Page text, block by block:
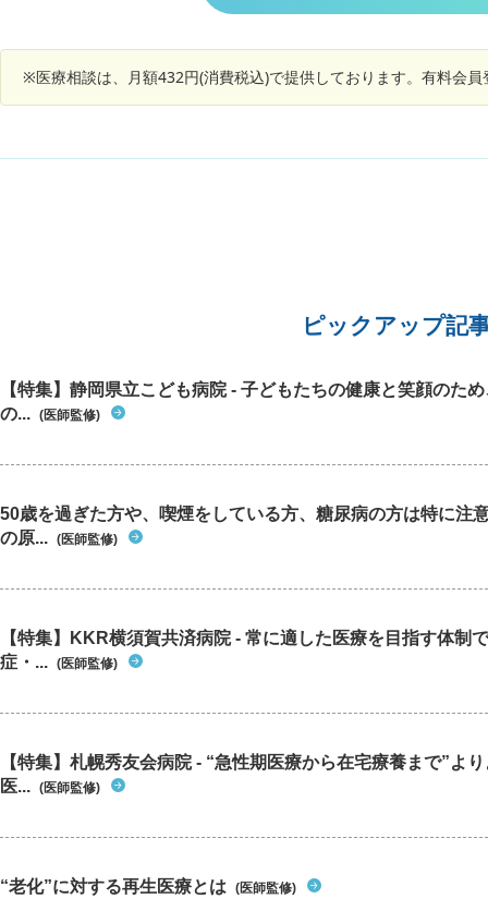
ません…
※医療相談は、月額432円(消費税込)で提供しております。有料会
ピックアップ記
【特集】静岡県立こども病院 - 子どもたちの健康と笑顔のた
の... (医師監修)
50歳を過ぎた方や、喫煙をしている方、糖尿病の方は特に注
の原... (医師監修)
【特集】KKR横須賀共済病院 - 常に適した医療を目指す体制
症・... (医師監修)
【特集】札幌秀友会病院 - “急性期医療から在宅療養まで”よ
医... (医師監修)
“老化”に対する再生医療とは (医師監修)